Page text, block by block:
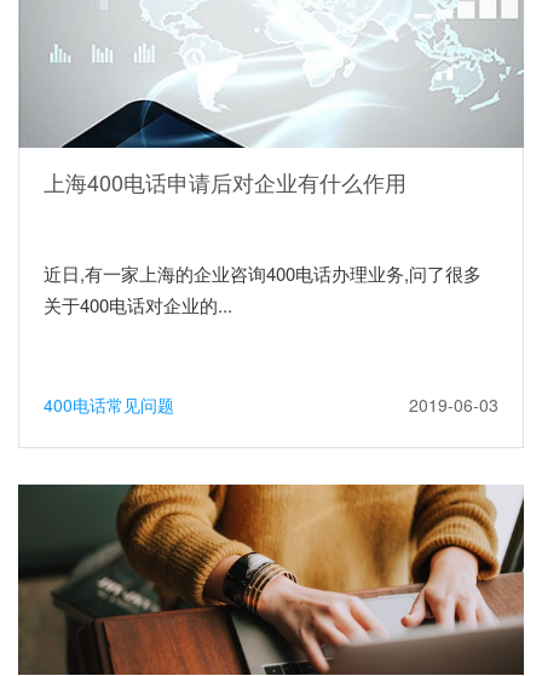
上海400电话申请后对企业有什么作用
近日,有一家上海的企业咨询400电话办理业务,问了很多
关于400电话对企业的...
400电话常见问题 2019-06-03